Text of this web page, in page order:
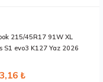
215/45R17 91W XL
S1 evo3 K127 Yaz 2026
₺